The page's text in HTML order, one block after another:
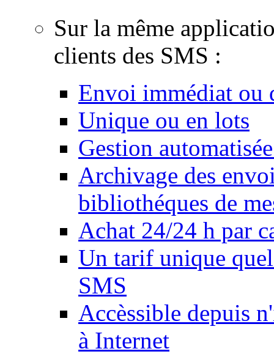
Sur la même
clients des SMS :
Envoi immédiat ou
Unique ou en lots
Gestion
Archivage des
bibliothéques de
Achat 24/24 h par
Un tarif unique
SMS
Accèssible depuis
à Internet